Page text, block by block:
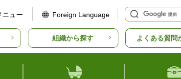
ニュー Foreign Language
組織から探す よくある質問